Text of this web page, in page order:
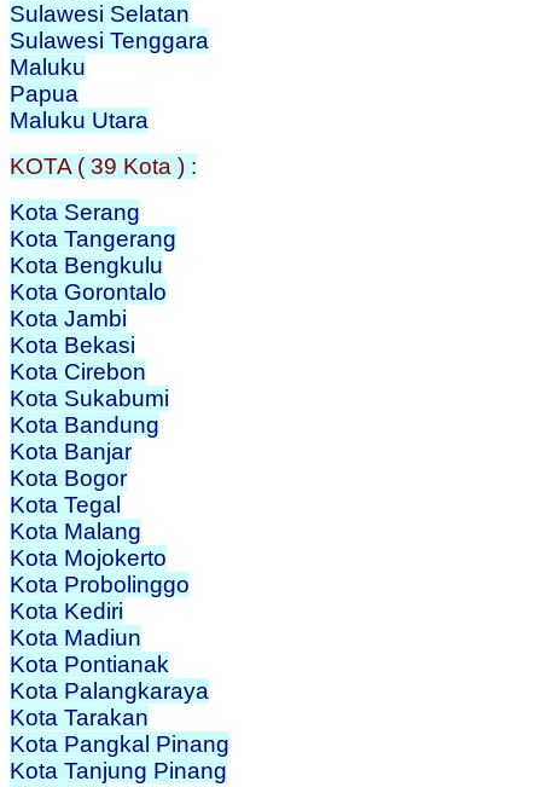
Sulawesi Selatan
Sulawesi Tenggara
Maluku
Papua
Maluku Utara
KOTA ( 39 Kota ) :
Kota Serang
Kota Tangerang
Kota Bengkulu
Kota Gorontalo
Kota Jambi
Kota Bekasi
Kota Cirebon
Kota Sukabumi
Kota Bandung
Kota Banjar
Kota Bogor
Kota Tegal
Kota Malang
Kota Mojokerto
Kota Probolinggo
Kota Kediri
Kota Madiun
Kota Pontianak
Kota Palangkaraya
Kota Tarakan
Kota Pangkal Pinang
Kota Tanjung Pinang